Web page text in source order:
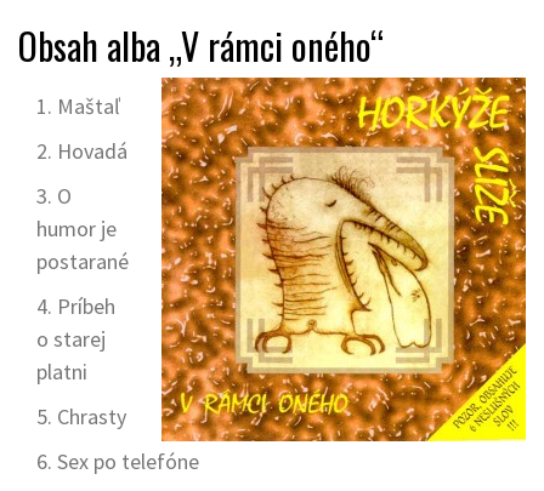
Obsah alba „V rámci oného“
Maštaľ
Hovadá
O
humor je
postarané
Príbeh
o starej
platni
Chrasty
Sex po telefóne